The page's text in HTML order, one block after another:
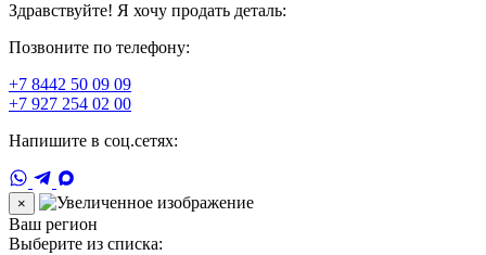
Здравствуйте! Я хочу продать деталь:
Позвоните по телефону:
+7 8442 50 09 09
+7 927 254 02 00
Напишите в соц.сетях:
×
Ваш регион
Выберите из списка: